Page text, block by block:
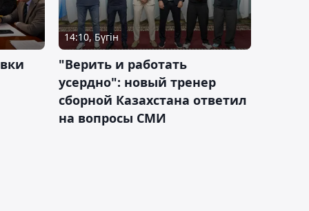
14:10, Бүгін
"Верить и работать
усердно": новый тренер
сборной Казахстана ответил
на вопросы СМИ